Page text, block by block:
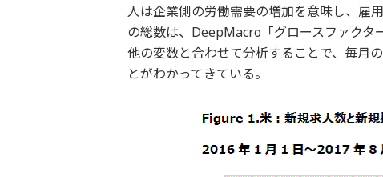
人は企業側の労働需要の増加を意味し、雇
の総数は、DeepMacro「グロースファクタ
他の変数と合わせて分析することで、毎月
とがわかってきている。